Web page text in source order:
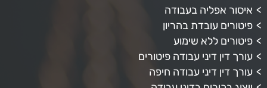
איסור אפליה בעבודה
פיטורים עובדת בהריון
פיטורים ללא שימוע
עורך דין דיני עבודה פיטורים
עורך דין דיני עבודה חיפה